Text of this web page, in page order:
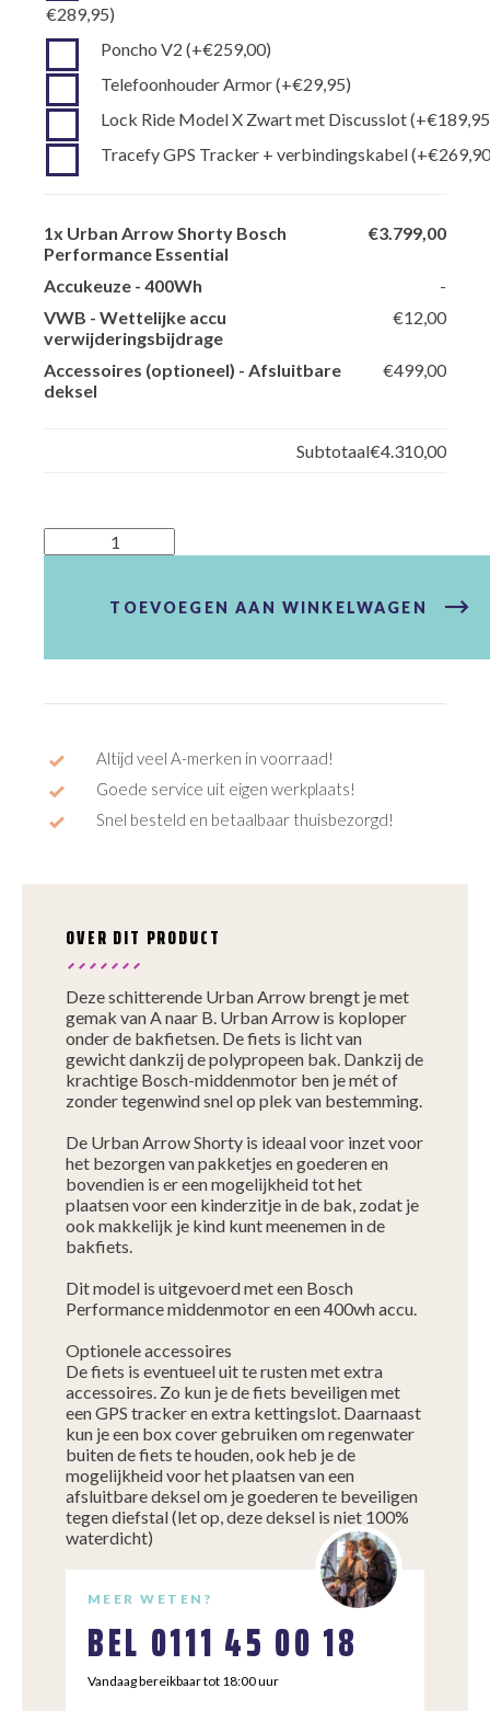
€289,95)
Poncho V2(+€259,00)
Telefoonhouder Armor(+€29,95)
Lock Ride Model X Zwart met Discusslot(+€189,95
Tracefy GPS Tracker + verbindingskabel(+€
1x Urban Arrow Shorty Bosch
Performance Essential
€3.799,00
Accukeuze -400Wh
-
VWB -Wettelijke accu
verwijderingsbijdrage
€12,00
Accessoires (optioneel) -Afsluitbare
deksel
€499,00
Subtotaal€4.310,00
Arrow
aantal
TOEVOEGEN AAN WINKELWAGEN
Altijd veel A-merken in voorraad!
Goede service uit eigen werkplaats!
Snel besteld en betaalbaar thuisbezorgd!
OVER DIT PRODUCT
Deze schitterende Urban Arrow brengt je met
gemak van A naar B. Urban Arrow is koploper
onder de bakfietsen. De fiets is licht van
gewicht dankzij de polypropeen bak. Dankzij de
krachtige Bosch-middenmotor ben je mét of
zonder tegenwind snel op plek van bestemming.
De Urban Arrow Shorty is ideaal voor inzet voor
het bezorgen van pakketjes en goederen en
bovendien is er een mogelijkheid tot het
plaatsen voor een kinderzitje in de bak, zodat je
ook makkelijk je kind kunt meenemen in de
bakfiets.
Dit model is uitgevoerd met een Bosch
Performance middenmotor en een 400wh accu.
Optionele accessoires
De fiets is eventueel uit te rusten met extra
accessoires. Zo kun je de fiets beveiligen met
een GPS tracker en extra kettingslot. Daarnaast
kun je een box cover gebruiken om regenwater
buiten de fiets te houden, ook heb je de
mogelijkheid voor het plaatsen van een
afsluitbare deksel om je goederen te beveiligen
tegen diefstal (let op, deze deksel is niet 100%
waterdicht)
MEER WETEN?
BEL 0111 45 00 18
Vandaag bereikbaar tot 18:00 uur